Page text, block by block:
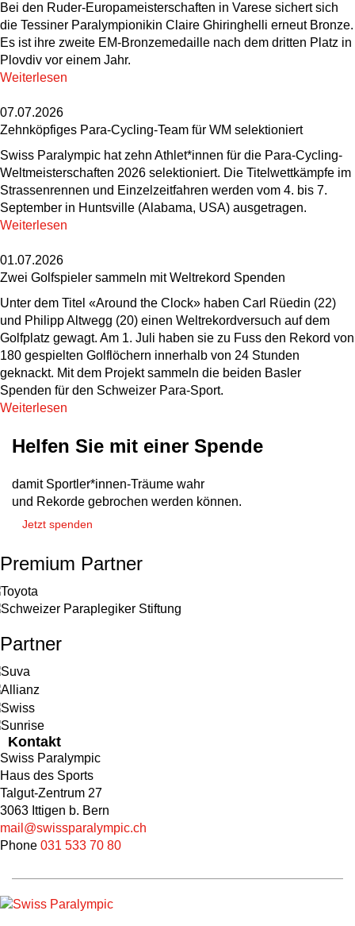
Bei den Ruder-Europameisterschaften in Varese sichert sich
die Tessiner Paralympionikin Claire Ghiringhelli erneut Bronze.
Es ist ihre zweite EM-Bronzemedaille nach dem dritten Platz in
Plovdiv vor einem Jahr.
Weiterlesen
07.07.2026
Zehnköpfiges Para-Cycling-Team für WM selektioniert
Swiss Paralympic hat zehn Athlet*innen für die Para-Cycling-
Weltmeisterschaften 2026 selektioniert. Die Titelwettkämpfe im
Strassenrennen und Einzelzeitfahren werden vom 4. bis 7.
September in Huntsville (Alabama, USA) ausgetragen.
Weiterlesen
01.07.2026
Zwei Golfspieler sammeln mit Weltrekord Spenden
Unter dem Titel «Around the Clock» haben Carl Rüedin (22)
und Philipp Altwegg (20) einen Weltrekordversuch auf dem
Golfplatz gewagt. Am 1. Juli haben sie zu Fuss den Rekord von
180 gespielten Golflöchern innerhalb von 24 Stunden
geknackt. Mit dem Projekt sammeln die beiden Basler
Spenden für den Schweizer Para-Sport.
Weiterlesen
Helfen Sie mit einer Spende
damit Sportler*innen-Träume wahr
und Rekorde gebrochen werden können.
Jetzt spenden
Premium Partner
Partner
Kontakt
Swiss Paralympic
Haus des Sports
Talgut-Zentrum 27
3063 Ittigen b. Bern
mail@swissparalympic.ch
Phone 031 533 70 80